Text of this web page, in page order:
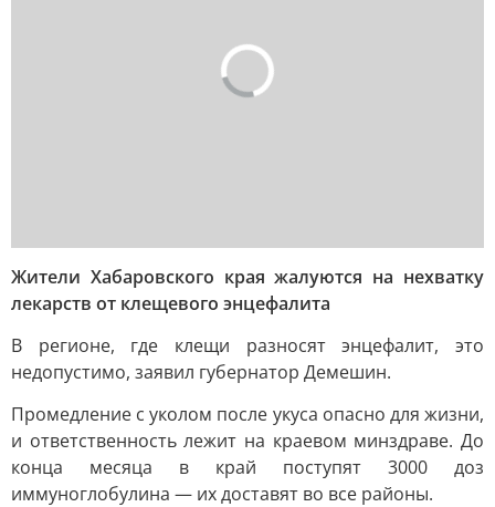
Жители Хабаровского края жалуются на нехватку
лекарств от клещевого энцефалита
В регионе, где клещи разносят энцефалит, это
недопустимо, заявил губернатор Демешин.
Промедление с уколом после укуса опасно для жизни,
и ответственность лежит на краевом минздраве. До
конца месяца в край поступят 3000 доз
иммуноглобулина — их доставят во все районы.